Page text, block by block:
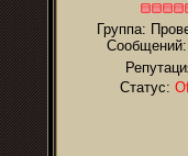
Группа:
Сообщений:
Статус: